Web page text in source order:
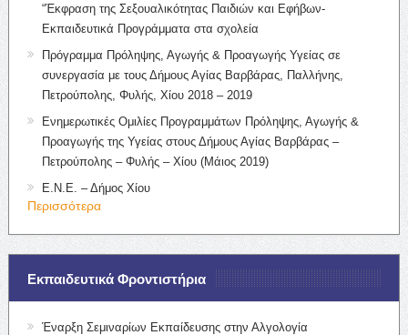
“Έκφραση της Σεξουαλικότητας Παιδιών και Εφήβων-
Εκπαιδευτικά Προγράμματα στα σχολεία
Πρόγραμμα Πρόληψης, Αγωγής & Προαγωγής Υγείας σε
συνεργασία με τους Δήμους Αγίας Βαρβάρας, Παλλήνης,
Πετρούπολης, Φυλής, Χίου 2018 – 2019
Ενημερωτικές Ομιλίες Προγραμμάτων Πρόληψης, Αγωγής &
Προαγωγής της Υγείας στους Δήμους Αγίας Βαρβάρας –
Πετρούπολης – Φυλής – Χίου (Μάιος 2019)
Ε.Ν.Ε. – Δήμος Χίου
Περισσότερα
Εκπαιδευτικά Φροντιστήρια
Έναρξη Σεμιναρίων Εκπαίδευσης στην Αλγολογία